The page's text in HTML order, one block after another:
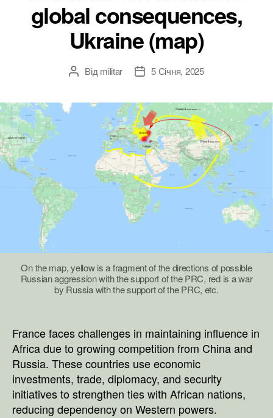
global consequences,
Ukraine (map)
Автор
Від militar
Дата5 Січня, 2025
On the map, yellow is a fragment of the directions of possible
Russian aggression with the support of the PRC, red is a war
by Russia with the support of the PRC, etc.
France faces challenges in maintaining influence in
Africa due to growing competition from China and
Russia. These countries use economic
investments, trade, diplomacy, and security
initiatives to strengthen ties with African nations,
reducing dependency on Western powers.